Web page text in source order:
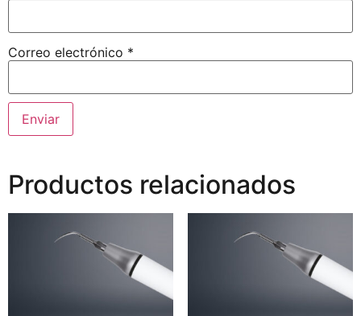
Correo electrónico *
Productos relacionados